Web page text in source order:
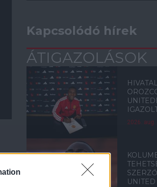
Kapcsolódó hírek
ÁTIGAZOLÁSOK
2026. aug.
UNITED